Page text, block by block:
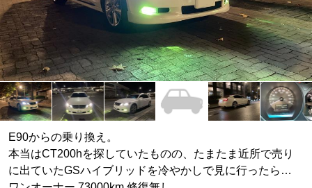
E90からの乗り換え。
本当はCT200hを探していたものの、たまたま近所で売り
に出ていたGSハイブリッドを冷やかしで見に行ったら…